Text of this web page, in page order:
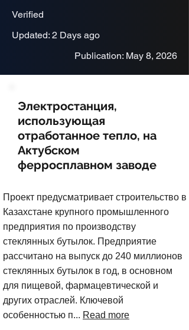
Verified
Updated: 2 Days ago
Publication: May 8, 2026
Электростанция,
использующая
отработанное тепло, на
Актубском
ферросплавном заводе
Проект предусматривает строительство в
Казахстане крупного промышленного
предприятия по производству
стеклянных бутылок. Предприятие
рассчитано на выпуск до 240 миллионов
стеклянных бутылок в год, в основном
для пищевой, фармацевтической и
других отраслей. Ключевой
особенностью п... Read more